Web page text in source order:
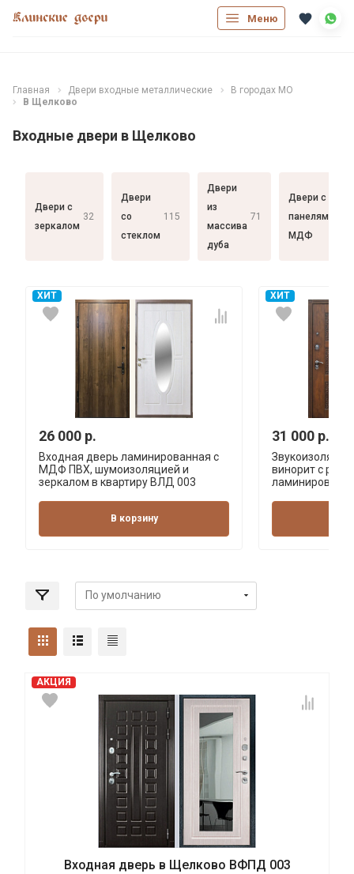
Меню
Главная Двери входные металлические
В городах МО
В Щелково
Входные двери в Щелково
Двери с
зеркалом
32
Двери
со
стеклом
115
Двери
из
массива
дуба
71
Двери с
панелями
МДФ
ХИТ
26 000 р.
Входная дверь ламинированная с
МДФ ПВХ, шумоизоляцией и
зеркалом в квартиру ВЛД 003
В корзину
ХИТ
31 000 р.
винорит с
АКЦИЯ
Входная дверь в Щелково ВФПД 003